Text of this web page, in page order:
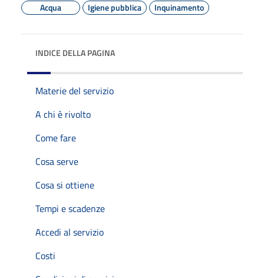
Acqua
Igiene pubblica Inquinamento
INDICE DELLA PAGINA
Materie del servizio
A chi è rivolto
Come fare
Cosa serve
Cosa si ottiene
Tempi e scadenze
Accedi al servizio
Costi